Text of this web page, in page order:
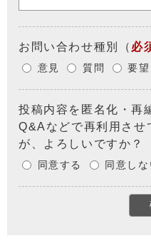
お問い合わせ種別 （ 必
意見 質問 要望
投稿内容を匿名化・再
Q&Aなどで再利用させ
が、よろしいですか？
同意する 同意しな